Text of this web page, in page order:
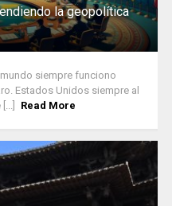
la geopolítica
siempre funciono
Estados Unidos siempre al
Read More